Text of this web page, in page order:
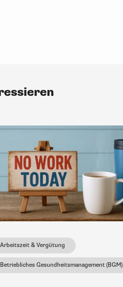
Arbeitszeit & Vergütung
Betriebliches Gesundheitsmanagement (BGM)